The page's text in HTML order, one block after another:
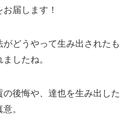
届します！
どうやって生み出されたも
したね。
後悔や、達也を生み出した
。